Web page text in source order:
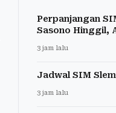
Perpanjangan
Sasono Hinggil,
3 jam lalu
Jadwal SIM
3 jam lalu